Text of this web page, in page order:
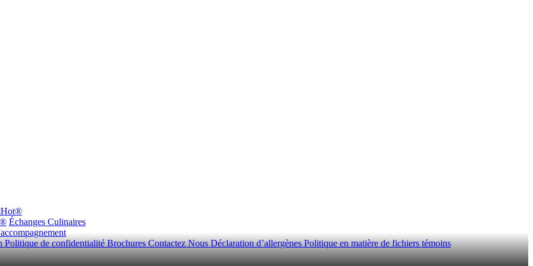
Échanges Culinaires
Politique de confidentialitéBrochuresContactez NousDéclaration d’allergènesPolitique en matière de fichiers témoins